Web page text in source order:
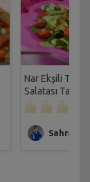
Nar Ekşili Troya
Salatası Tarifi
Sahrap